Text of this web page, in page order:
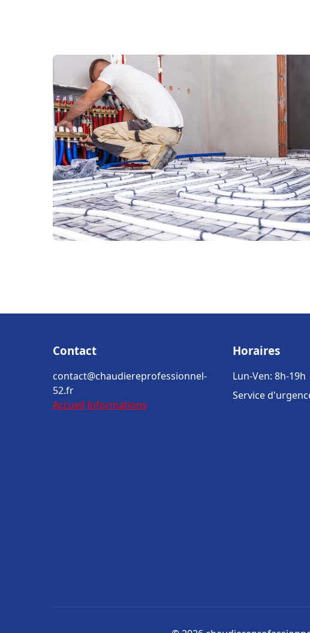
Contact
contact@chaudiereprofessionnel-
52.fr
Accueil Informations
Horaires
Lun-Ven: 8h-19h
Service